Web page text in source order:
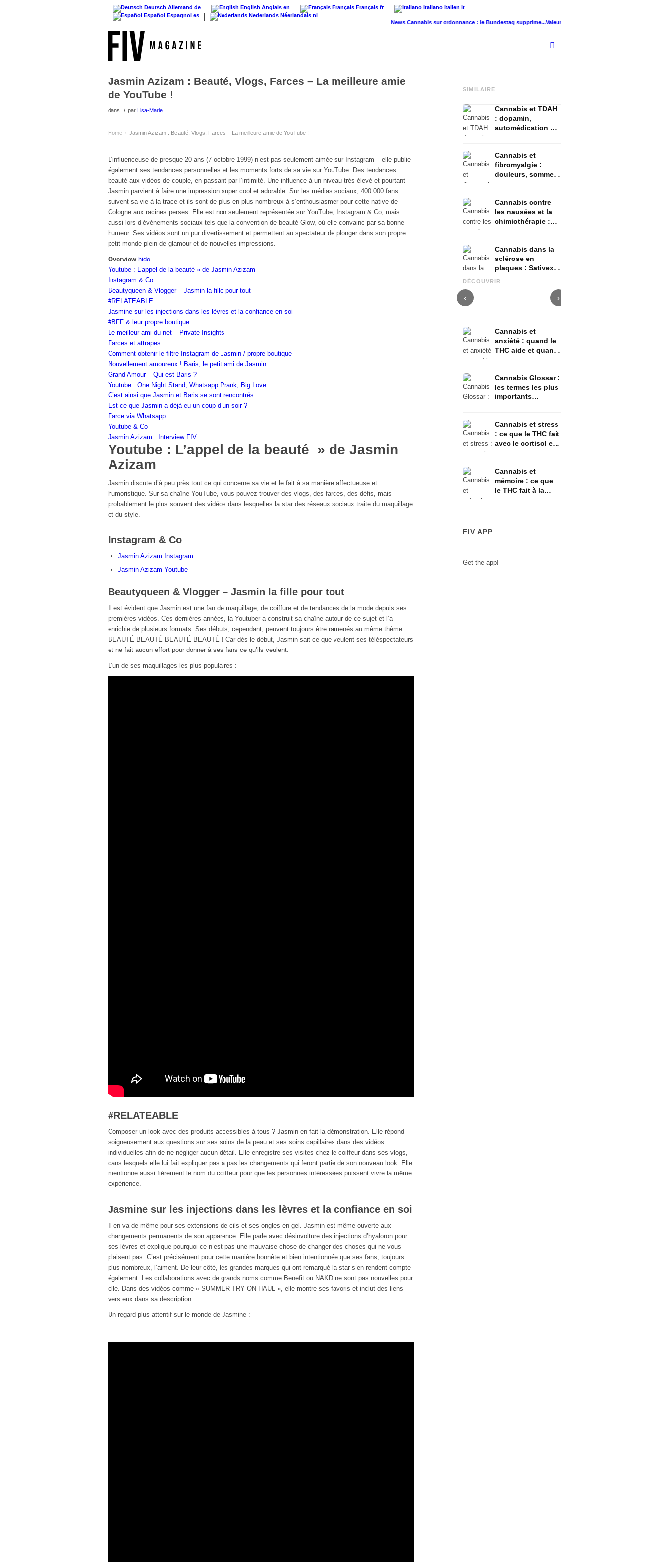
Deutsch Allemand de English Anglais en Français Français fr Italiano Italien it
Español Espagnol es Nederlands Néerlandais nl
Cannabis sur ordonnance : le Bundestag supprime...Valeur foncière de référence vs. valeur de...
Jasmin Azizam : Beauté, Vlogs, Farces – La meilleure amie
de YouTube !
dans / par Lisa-Marie
Home › Jasmin Azizam : Beauté, Vlogs, Farces – La meilleure amie de YouTube !
L’influenceuse de presque 20 ans (7 octobre 1999) n’est pas seulement aimée sur Instagram – elle publie
également ses tendances personnelles et les moments forts de sa vie sur YouTube. Des tendances
beauté aux vidéos de couple, en passant par l’intimité. Une influence à un niveau très élevé et pourtant
Jasmin parvient à faire une impression super cool et adorable. Sur les médias sociaux, 400 000 fans
suivent sa vie à la trace et ils sont de plus en plus nombreux à s’enthousiasmer pour cette native de
Cologne aux racines perses. Elle est non seulement représentée sur YouTube, Instagram & Co, mais
aussi lors d’événements sociaux tels que la convention de beauté Glow, où elle convainc par sa bonne
humeur. Ses vidéos sont un pur divertissement et permettent au spectateur de plonger dans son propre
petit monde plein de glamour et de nouvelles impressions.
Overview hide
Youtube : L’appel de la beauté » de Jasmin Azizam
Instagram & Co
Beautyqueen & Vlogger – Jasmin la fille pour tout
#RELATEABLE
Jasmine sur les injections dans les lèvres et la confiance en soi
#BFF & leur propre boutique
Le meilleur ami du net – Private Insights
Farces et attrapes
Comment obtenir le filtre Instagram de Jasmin / propre boutique
Nouvellement amoureux ! Baris, le petit ami de Jasmin
Grand Amour – Qui est Baris ?
Youtube : One Night Stand, Whatsapp Prank, Big Love.
C’est ainsi que Jasmin et Baris se sont rencontrés.
Est-ce que Jasmin a déjà eu un coup d’un soir ?
Farce via Whatsapp
Youtube & Co
Jasmin Azizam : Interview FIV
Youtube : L’appel de la beauté » de Jasmin
Azizam
Jasmin discute d’à peu près tout ce qui concerne sa vie et le fait à sa manière affectueuse et
humoristique. Sur sa chaîne YouTube, vous pouvez trouver des vlogs, des farces, des défis, mais
probablement le plus souvent des vidéos dans lesquelles la star des réseaux sociaux traite du maquillage
et du style.
Instagram & Co
Jasmin Azizam Instagram
Jasmin Azizam Youtube
Beautyqueen & Vlogger – Jasmin la fille pour tout
Il est évident que Jasmin est une fan de maquillage, de coiffure et de tendances de la mode depuis ses
premières vidéos. Ces dernières années, la Youtuber a construit sa chaîne autour de ce sujet et l’a
enrichie de plusieurs formats. Ses débuts, cependant, peuvent toujours être ramenés au même thème :
BEAUTÉ BEAUTÉ BEAUTÉ BEAUTÉ ! Car dès le début, Jasmin sait ce que veulent ses téléspectateurs
et ne fait aucun effort pour donner à ses fans ce qu’ils veulent.
L’un de ses maquillages les plus populaires :
#RELATEABLE
Composer un look avec des produits accessibles à tous ? Jasmin en fait la démonstration. Elle répond
soigneusement aux questions sur ses soins de la peau et ses soins capillaires dans des vidéos
individuelles afin de ne négliger aucun détail. Elle enregistre ses visites chez le coiffeur dans ses vlogs,
dans lesquels elle lui fait expliquer pas à pas les changements qui feront partie de son nouveau look. Elle
mentionne aussi fièrement le nom du coiffeur pour que les personnes intéressées puissent vivre la même
expérience.
Jasmine sur les injections dans les lèvres et la confiance en soi
Il en va de même pour ses extensions de cils et ses ongles en gel. Jasmin est même ouverte aux
changements permanents de son apparence. Elle parle avec désinvolture des injections d’hyaloron pour
ses lèvres et explique pourquoi ce n’est pas une mauvaise chose de changer des choses qui ne vous
plaisent pas. C’est précisément pour cette manière honnête et bien intentionnée que ses fans, toujours
plus nombreux, l’aiment. De leur côté, les grandes marques qui ont remarqué la star s’en rendent compte
également. Les collaborations avec de grands noms comme Benefit ou NAKD ne sont pas nouvelles pour
elle. Dans des vidéos comme « SUMMER TRY ON HAUL », elle montre ses favoris et inclut des liens
vers eux dans sa description.
Un regard plus attentif sur le monde de Jasmine :
SIMILAIRE
Cannabis et TDAH
: dopamin,
automédication et
Cannabis et
fibromyalgie :
douleurs, sommeil
Cannabis contre
les nausées et la
chimiothérapie :
Cannabis dans la
sclérose en
plaques : Sativex,
DÉCOUVRIR
‹
Cannabis et épilepsie : le
CBD, Epidiolex et l'état actuel
›
Cannabis et
anxiété : quand le
THC aide et quand
Cannabis Glossar :
les termes les plus
importants
Cannabis et stress
: ce que le THC fait
avec le cortisol et
Cannabis et
mémoire : ce que
le THC fait à la
FIV APP
Get the app!